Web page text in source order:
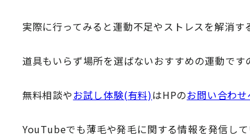
実際に行ってみると運動不足やストレスを解消す
道具もいらず場所を選ばないおすすめの運動です
無料相談やお試し体験(有料)はHPのお問い合わ
YouTubeでも薄毛や発毛に関する情報を発信して